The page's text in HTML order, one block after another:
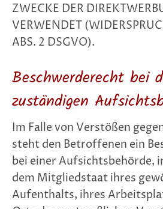
ZWECKE DER
VERWENDET
ABS. 2 DSGVO).
Beschwerde­recht bei
zuständigen
Im Falle von Verstößen
steht den Betroffenen ein
bei einer Aufsichtsbehörde,
dem Mitgliedstaat ihres
Aufenthalts, ihres